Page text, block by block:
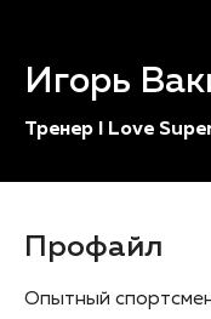
Игорь
Тренер I Love
Профайл
Опытный